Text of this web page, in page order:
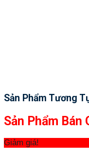
Sản Phẩm Tương
Sản Phẩm Bán
Giảm giá!